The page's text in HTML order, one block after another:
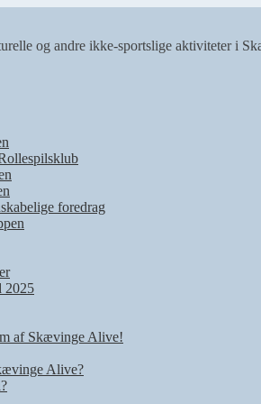
og andre ikke-sportslige aktiviteter i
foredrag
2025
af Skævinge Alive!
Alive?